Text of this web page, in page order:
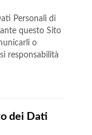
Personali di
questo Sito
o
responsabilità
dei Dati